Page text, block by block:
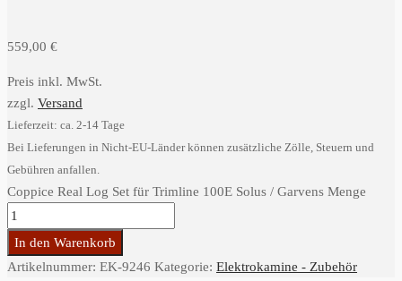
559,00 €
Preis inkl. MwSt.
zzgl. Versand
Lieferzeit: ca. 2-14 Tage
Bei Lieferungen in Nicht-EU-Länder können zusätzliche Zölle, Steuern und
Gebühren anfallen.
Coppice Real Log Set für Trimline 100E Solus / Garvens Menge
In den Warenkorb
Artikelnummer: EK-9246 Kategorie: Elektrokamine - Zubehör